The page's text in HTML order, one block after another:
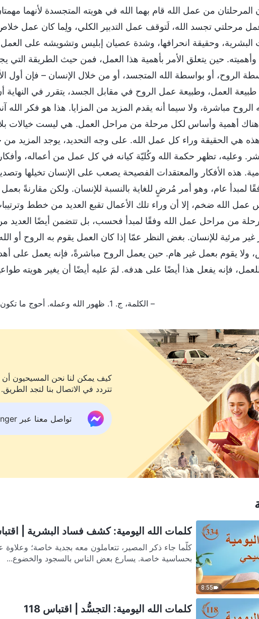
من عمل الله قام بهما الله في هويته المتجسدة لأنهما
مرحلتي تجسد الله، لَتوقف عمل التدبير الكلي، ولِما كان عمل خلاص
البشرية، وحقيقة انحرافها، وشدة عصيان إبليس وتشويشه على
حين يتعلق الأمر بأهمية هذا العمل، فمن حيث الطريقة التي
الروح، أو بواسطة الله المتجسد، أو من خلال الإنسان – فإن أول
طبيعة العمل، وطبيعة عمل الروح في مقابل الجسد، يتقرر في
الروح مباشرة، ولا سيما أنه يقدم المزيد من المزايا. هذا هو فكر الله
هناك أهمية وأساس لكل مرحلة من مراحل العمل. هي ليست خيالات بلا
هي الحقيقة وراء كل عمل الله. على وجه التحديد، يوجد المزيد من
وعليه، تظهر حكمة الله وكُليّة كيانه في كل عمل من أعماله،
هذه الأفكار والمعتقدات الفصيحة يصعب على الإنسان تخيلها
لمبدأ عام، وهو أمر مُرضٍ للغاية بالنسبة للإنسان. ولكن مقارنةً
عمل الله ضخم، إلا أن وراء تلك الأعمال تقبع العديد من خطط
من مراحل عمل الله وفقًا لمبدأ فحسب، بل تتضمن أيضًا العديد من
غير مرئية للإنسان. بغض النظر عمّا إذا كان العمل يقوم به الروح أو
ولا يقوم بعمل غير هام. حين يعمل الروح مباشرةً، فإنه يعمل على
فإنه يفعل هذا أيضًا على هدفه. لمَ عليه أيضًا أن يغير هويته
– الكلمة، ج. 1. ظهور الله وعمله. أحوج ما تكون إليه البشرية الفاسدة هو خلاص الله المتجسِّد
كيف يمكن لنا نحن المسيحيون
تتردد في الاتصال بنا لتجد الطريق.
تواصل معنا عبر Messenger
8:55
كلمات الله اليومية: كشف فساد البشرية | اقتباس
كلّما جاء ذكر المصير، تتعاملون معه بجدية خاصة؛
بحساسية خاصة. يسارع بعض الناس بالسجود والخضوع...
كلمات الله اليومية: التجسُّد | اقتباس 118